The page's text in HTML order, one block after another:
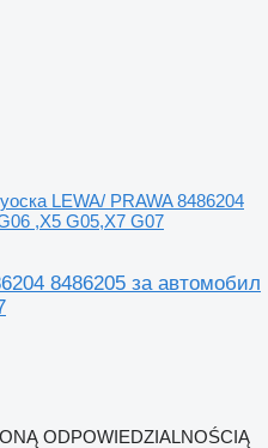
LEWA/ PRAWA 8486204
,X5 G05,X7 G07
8486205 за автомобил
ODPOWIEDZIALNOŚCIĄ